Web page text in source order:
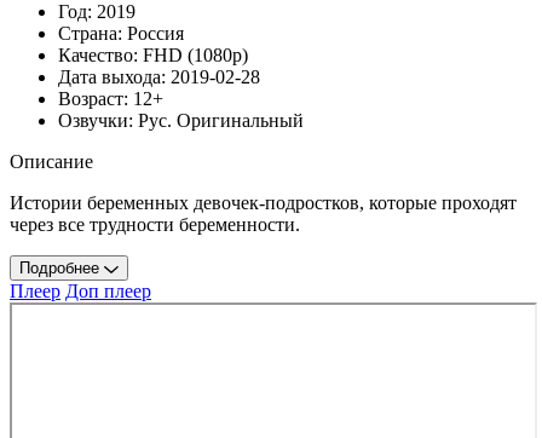
Год: 2019
Страна: Россия
Качество: FHD (1080p)
Дата выхода: 2019-02-28
Возраст: 12+
Озвучки: Рус. Оригинальный
Описание
Истории беременных девочек-подростков, которые проходят
через все трудности беременности.
Подробнее
Плеер Доп плеер